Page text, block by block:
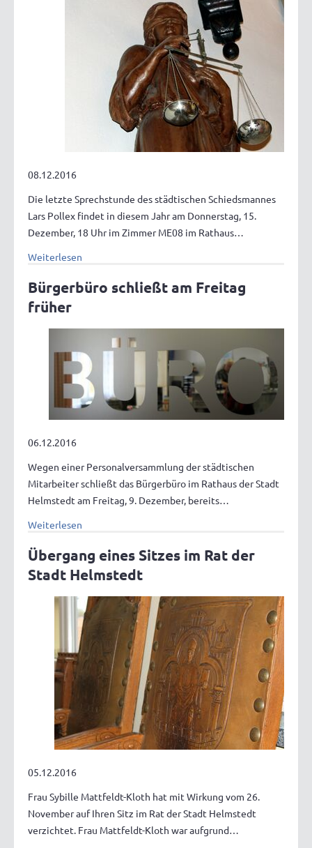
08.12.2016
Die letzte Sprechstunde des städtischen Schiedsmannes
Lars Pollex findet in diesem Jahr am Donnerstag, 15.
Dezember, 18 Uhr im Zimmer ME08 im Rathaus…
Weiterlesen
Bürgerbüro schließt am Freitag
früher
06.12.2016
Wegen einer Personalversammlung der städtischen
Mitarbeiter schließt das Bürgerbüro im Rathaus der Stadt
Helmstedt am Freitag, 9. Dezember, bereits…
Weiterlesen
Übergang eines Sitzes im Rat der
Stadt Helmstedt
05.12.2016
Frau Sybille Mattfeldt-Kloth hat mit Wirkung vom 26.
November auf Ihren Sitz im Rat der Stadt Helmstedt
verzichtet. Frau Mattfeldt-Kloth war aufgrund…